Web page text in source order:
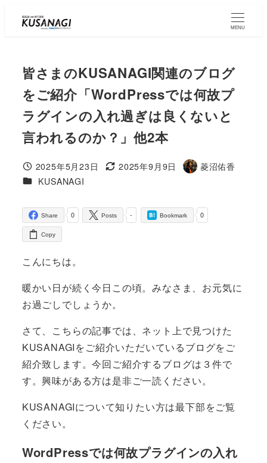
Skip
MENU
皆さまのKUSANAGI関連のブログ
をご紹介「WordPressでは何故プ
ラグインの入れ過ぎは良くないと
言われるのか？」他2本
Published
2025年5月23日
Modified
2025年9月9日
Author
菱沼佑香
コラムカテゴリ
KUSANAGI
0
Share -
Posts 0
Bookmark
Copy
こんにちは。
暖かい日が続く今日この頃。みなさま、お元気に
お過ごしでしょうか。
さて、こちらの記事では、ネット上で見つけた
KUSANAGIをご紹介いただいているブログをご
紹介致します。今回ご紹介するブログは３件で
す。興味がある方は是非ご一読ください。
KUSANAGIについて知りたい方は最下部をご覧
ください。
WordPressでは何故プラグインの入れ